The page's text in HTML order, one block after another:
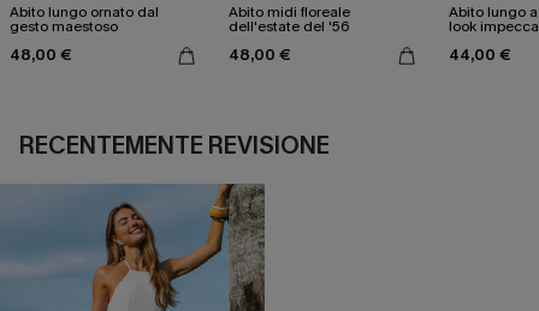
Abito lungo ornato dal
gesto maestoso
48,00 €
Abito midi floreale
dell'estate del '56
48,00 €
Abito lungo
look
44,00 €
RECENTEMENTE REVISIONE